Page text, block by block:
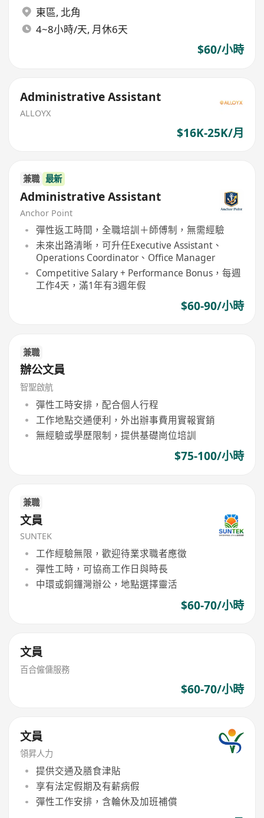
東區, 北角
4~8小時/天, 月休6天
$60/小時
Administrative Assistant
ALLOYX
$16K-25K/月
兼職 最新
Administrative Assistant
Anchor Point
彈性返工時間，全職培訓＋師傅制，無需經驗
未來出路清晰，可升任Executive Assistant、
Operations Coordinator、Office Manager
Competitive Salary + Performance Bonus，每週
工作4天，滿1年有3週年假
$60-90/小時
兼職
辦公文員
智聖啟航
彈性工時安排，配合個人行程
工作地點交通便利，外出辦事費用實報實銷
無經驗或學歷限制，提供基礎崗位培訓
$75-100/小時
兼職
文員
SUNTEK
工作經驗無限，歡迎待業求職者應徵
彈性工時，可協商工作日與時長
中環或銅鑼灣辦公，地點選擇靈活
$60-70/小時
文員
百合僱傭服務
$60-70/小時
文員
領昇人力
提供交通及膳食津貼
享有法定假期及有薪病假
彈性工作安排，含輪休及加班補償